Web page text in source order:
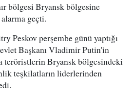
bölgesi Bryansk bölgesine
alarma geçti.
Peskov perşembe günü yaptığı
Başkanı Vladimir Putin'in
teröristlerin Bryansk bölgesindeki
teşkilatların liderlerinden